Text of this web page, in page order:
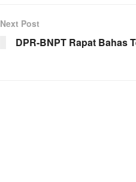
Next Post
DPR-BNPT Rapat Bahas